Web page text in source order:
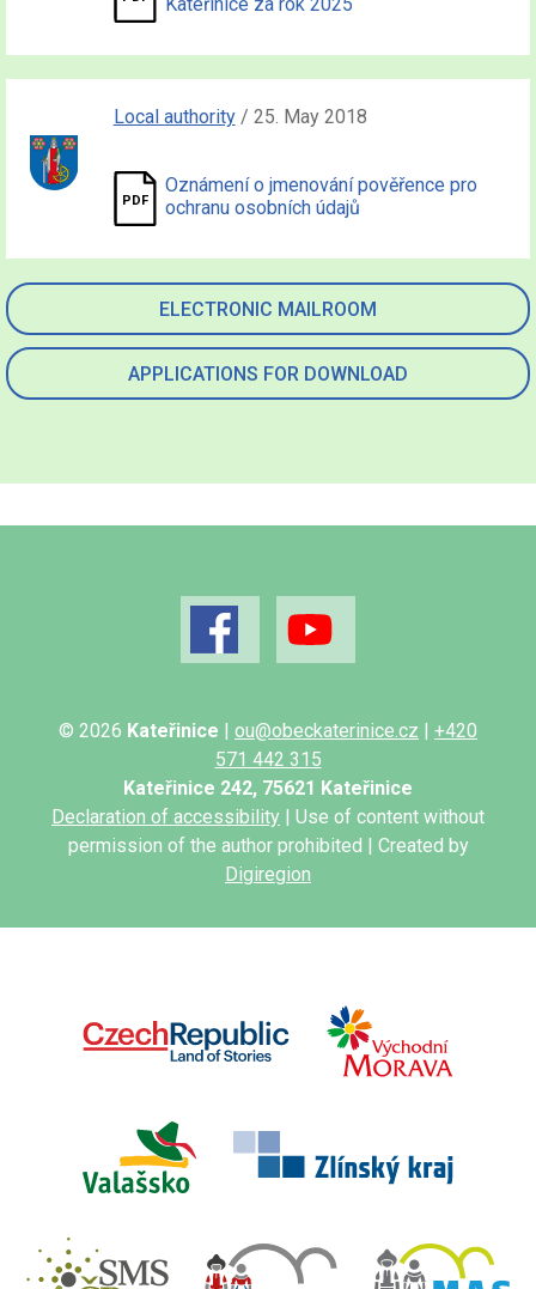
ELECTRONIC MAILROOM
APPLICATIONS FOR DOWNLOAD
Local authority/ 25. May 2018
Oznámení o jmenování pověřence pro
ochranu osobních údajů
© 2026 Kateřinice | ou@obeckaterinice.cz | +420
571 442 315
Kateřinice 242, 75621 Kateřinice
Declaration of accessibility | Use of content without
permission of the author prohibited | Created by
Digiregion